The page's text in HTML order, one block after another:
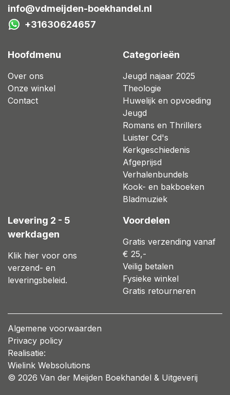
info@vdmeijden-boekhandel.nl
+31630624657
Hoofdmenu
Over ons
Onze winkel
Contact
Categorieën
Jeugd najaar 2025
Theologie
Huwelijk en opvoeding
Jeugd
Romans en Thrillers
Luister Cd's
Kerkgeschiedenis
Afgeprijsd
Verhalenbundels
Kook- en bakboeken
Bladmuziek
Levering 2 - 5
werkdagen
Klik hier voor ons
verzend- en
leveringsbeleid.
Voordelen
Gratis verzending vanaf
€ 25,-
Veilig betalen
Fysieke winkel
Gratis retourneren
Algemene voorwaarden
Privacy policy
Realisatie:
Wielink Websolutions
© 2026 Van der Meijden Boekhandel & Uitgeverij